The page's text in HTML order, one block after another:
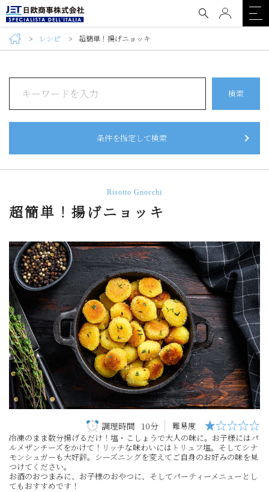
レシピ 超簡単！揚げニョッキ
検索
条件を指定して検索
Risotto Gnocchi
超簡単！揚げニョッキ
調理時間 10分
難易度
冷凍のまま数分揚げるだけ！塩・こしょうで大人の味に。お子様にはパ
ルメザンチーズをかけて！リッチな味わいにはトリュフ塩。そしてシナ
モンシュガーも大好評。シーズニングを変えてご自身のお好みの味を見
つけてください。
お酒のおつまみに、お子様のおやつに、そしてパーティーメニューとし
てもおすすめです！